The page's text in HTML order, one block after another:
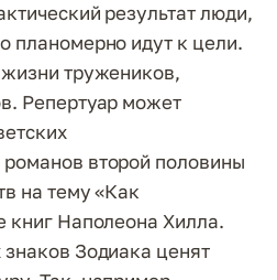
результат люди,
планомерно идут к цели.
тружеников,
Репертуар может
второй половины
на тему «Как
книг Наполеона Хилла.
Зодиака ценят